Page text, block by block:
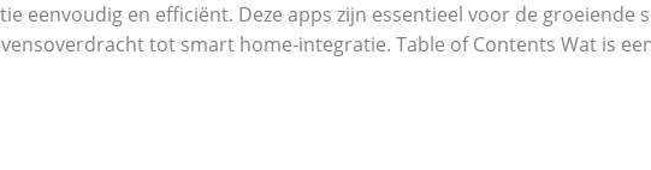
eenvoudig en efficiënt. Deze apps zijn essentieel voor de groeiende
tot smart home-integratie. Table of Contents Wat is